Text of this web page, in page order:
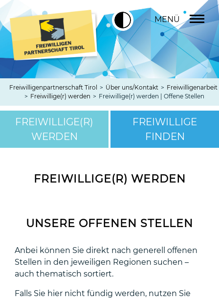
MENÜ
Freiwilligenpartnerschaft Tirol > Über uns/Kontakt > Freiwilligenarbeit
> Freiwillige(r) werden > Freiwillige(r) werden | Offene Stellen
FREIWILLIGE(R)
WERDEN
FREIWILLIGE
FINDEN
FREIWILLIGE(R) WERDEN
UNSERE OFFENEN STELLEN
Anbei können Sie direkt nach generell offenen
Stellen in den jeweiligen Regionen suchen –
auch thematisch sortiert.
Falls Sie hier nicht fündig werden, nutzen Sie